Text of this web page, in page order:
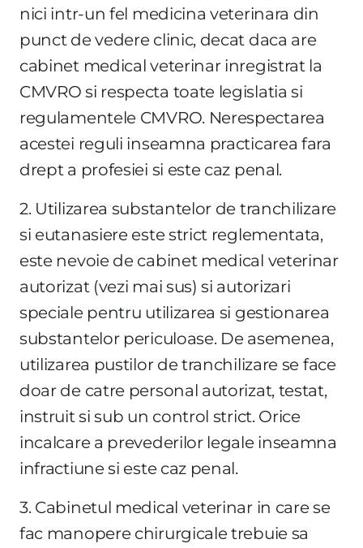
nici intr-un fel medicina veterinara din
punct de vedere clinic, decat daca are
cabinet medical veterinar inregistrat la
CMVRO si respecta toate legislatia si
regulamentele CMVRO. Nerespectarea
acestei reguli inseamna practicarea fara
drept a profesiei si este caz penal.
2. Utilizarea substantelor de tranchilizare
si eutanasiere este strict reglementata,
este nevoie de cabinet medical veterinar
autorizat (vezi mai sus) si autorizari
speciale pentru utilizarea si gestionarea
substantelor periculoase. De asemenea,
utilizarea pustilor de tranchilizare se face
doar de catre personal autorizat, testat,
instruit si sub un control strict. Orice
incalcare a prevederilor legale inseamna
infractiune si este caz penal.
3. Cabinetul medical veterinar in care se
fac manopere chirurgicale trebuie sa